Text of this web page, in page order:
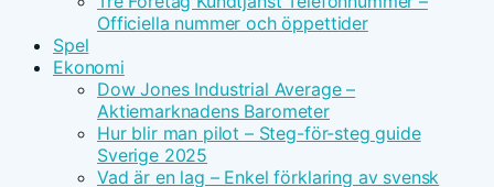
Officiella nummer och öppettider
Spel
Ekonomi
Dow Jones Industrial Average –
Aktiemarknadens Barometer
Hur blir man pilot – Steg-för-steg guide
Sverige 2025
Vad är en lag – Enkel förklaring av svensk